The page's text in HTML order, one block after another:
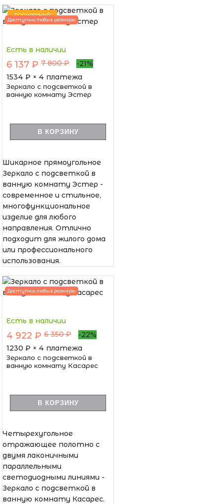
ПОПУЛЯРНЫЙ
Доступны любые размеры
Есть в наличии
6 137 ₽ 7 800 ₽
-21%
1534 ₽ × 4 платежа
Зеркало с подсветкой в
ванную комнату Эстер
В КОРЗИНУ
Шикарное прямоугольное
Зеркало с подсветкой в
ванную комнату Эстер -
современное и стильное,
многофункциональное
изделие для любого
направления. Отлично
подходит для жилого дома
или профессионального
использования.
Доступны любые размеры
Есть в наличии
4 922 ₽ 6 350 ₽
-22%
1230 ₽ × 4 платежа
Зеркало с подсветкой в
ванную комнату Касарес
В КОРЗИНУ
Четырехугольное
отражающее полотно с
двумя лаконичными
параллельными
светодиодными линиями -
Зеркало с подсветкой в
ванную комнату Касарес.